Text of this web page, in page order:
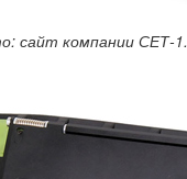
сайт компании СЕТ-1.